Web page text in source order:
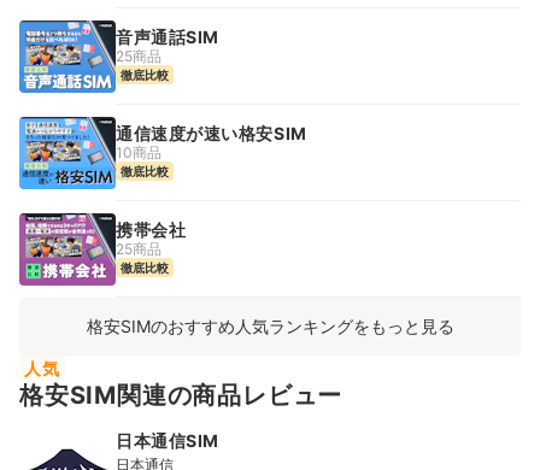
音声通話SIM
25商品
徹底比較
通信速度が速い格安SIM
10商品
徹底比較
携帯会社
25商品
徹底比較
格安SIMのおすすめ人気ランキングをもっと見る
人気
格安SIM関連の商品レビュー
日本通信SIM
日本通信